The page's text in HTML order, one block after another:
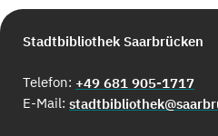
Stadtbibliothek Saarbrücken
Telefon: +49 681 905-1717
E-Mail: